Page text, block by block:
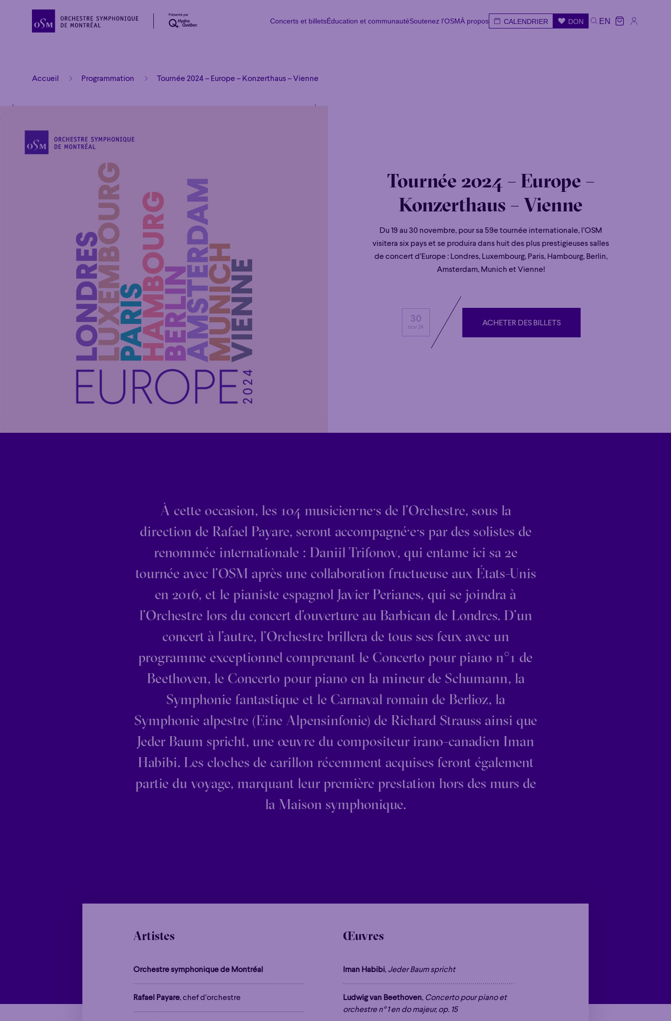
Concerts et billetsÉducation et communautéSoutenez l'OSMÀ propos
CALENDRIER
DON
EN
Accueil Programmation Tournée 2024 – Europe – Konzerthaus – Vienne
Tournée 2024 – Europe –
Konzerthaus – Vienne
Du 19 au 30 novembre, pour sa 59e tournée internationale, l’OSM
visitera six pays et se produira dans huit des plus prestigieuses salles
de concert d’Europe : Londres, Luxembourg, Paris, Hambourg, Berlin,
Amsterdam, Munich et Vienne!
30
nov 24
ACHETER DES BILLETS
ACHETER DES BILLETS
À cette occasion, les 104 musicien·ne·s de l’Orchestre, sous la
direction de Rafael Payare, seront accompagné·e·s par des solistes de
renommée internationale : Daniil Trifonov, qui entame ici sa 2e
tournée avec l’OSM après une collaboration fructueuse aux États-Unis
en 2016, et le pianiste espagnol Javier Perianes, qui se joindra à
l’Orchestre lors du concert d’ouverture au Barbican de Londres. D’un
concert à l’autre, l’Orchestre brillera de tous ses feux avec un
programme exceptionnel comprenant le Concerto pour piano n°1 de
Beethoven, le Concerto pour piano en la mineur de Schumann, la
Symphonie fantastique et le Carnaval romain de Berlioz, la
Symphonie alpestre (Eine Alpensinfonie) de Richard Strauss ainsi que
Jeder Baum spricht, une œuvre du compositeur irano-canadien Iman
Habibi. Les cloches de carillon récemment acquises feront également
partie du voyage, marquant leur première prestation hors des murs de
la Maison symphonique.
Artistes
Orchestre symphonique de Montréal
Rafael Payare, chef d’orchestre
Œuvres
Iman Habibi, Jeder Baum spricht
Ludwig van Beethoven, Concerto pour piano et
orchestre n° 1 en do majeur, op. 15